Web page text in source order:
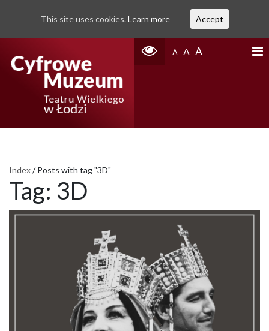
A A A
Index/ Posts with tag "3D"
Tag: 3D
This site uses cookies. Learn more Accept